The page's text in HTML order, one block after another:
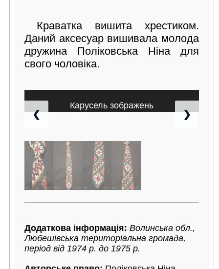
від до
Краватка вишита хрестиком.
Даний аксесуар вишивала молода
дружина Поліковська Ніна для
свого чоловіка.
❮ ❯
Карусель зображень
Додаткова інформація: Волинська обл.,
Любешівська територіальна громада,
період від 1974 р. до 1975 р.